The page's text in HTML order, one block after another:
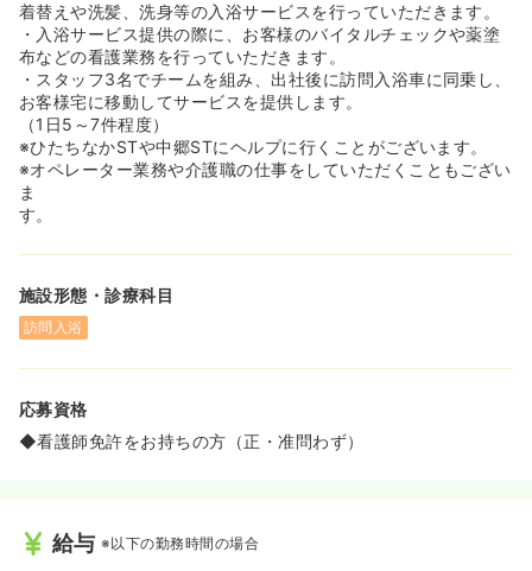
着替えや洗髪、洗身等の入浴サービスを行っていただきます。
・入浴サービス提供の際に、お客様のバイタルチェックや薬塗
布などの看護業務を行っていただきます。
・スタッフ3名でチームを組み、出社後に訪問入浴車に同乗し、
お客様宅に移動してサービスを提供します。
（1日5～7件程度）
※ひたちなかSTや中郷STにヘルプに行くことがございます。
※オペレーター業務や介護職の仕事をしていただくこともござい
ま
す。
施設形態・診療科目
訪問入浴
応募資格
◆看護師免許をお持ちの方（正・准問わず）
給与 ※以下の勤務時間の場合